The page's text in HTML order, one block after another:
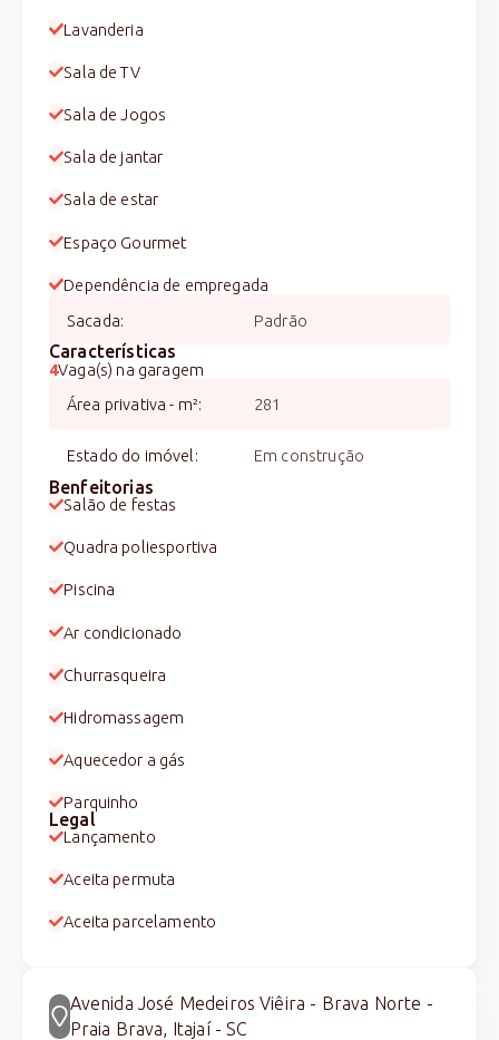
Lavanderia
Sala de TV
Sala de Jogos
Sala de jantar
Sala de estar
Espaço Gourmet
Dependência de empregada
Sacada: Padrão
Características
4Vaga(s) na garagem
Área privativa - m²: 281
Estado do imóvel: Em construção
Benfeitorias
Salão de festas
Quadra poliesportiva
Piscina
Ar condicionado
Churrasqueira
Hidromassagem
Aquecedor a gás
Parquinho
Legal
Lançamento
Aceita permuta
Aceita parcelamento
Avenida José Medeiros Viêira - Brava Norte -
Praia Brava, Itajaí - SC